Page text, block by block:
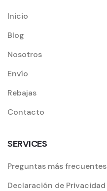
Inicio
Blog
Nosotros
Envío
Rebajas
Contacto
SERVICES
Preguntas más frecuentes
Declaración de Privacidad